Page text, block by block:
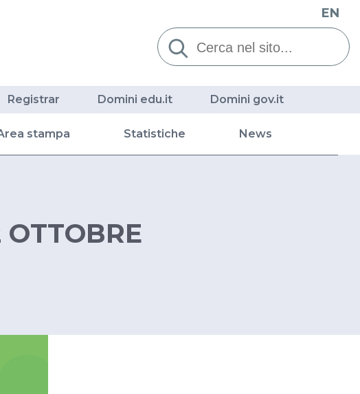
Cerca:
EN
Registrar Domini edu.it Domini gov.it
stampa Statistiche News